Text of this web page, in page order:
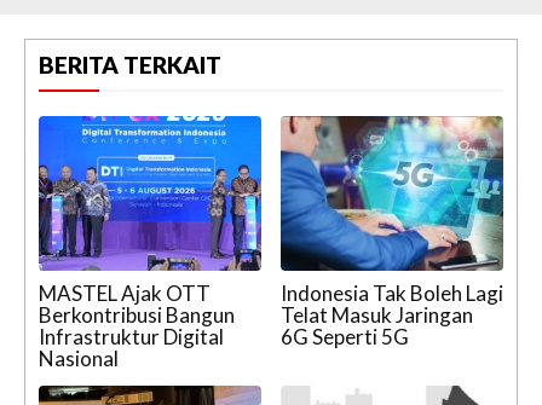
BERITA TERKAIT
MASTEL Ajak OTT
Berkontribusi Bangun
Infrastruktur Digital
Nasional
Indonesia Tak Boleh Lagi
Telat Masuk Jaringan
6G Seperti 5G